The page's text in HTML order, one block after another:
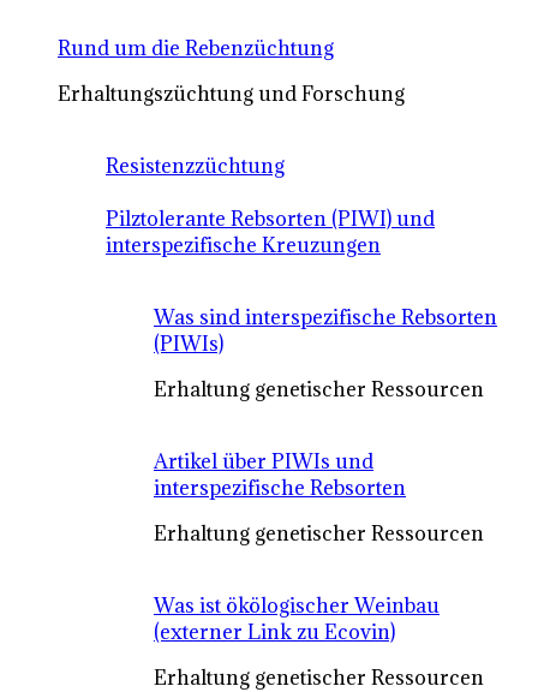
Rund um die Rebenzüchtung
Erhaltungszüchtung und Forschung
Resistenzzüchtung
Pilztolerante Rebsorten (PIWI) und
interspezifische Kreuzungen
Was sind interspezifische Rebsorten
(PIWIs)
Erhaltung genetischer Ressourcen
Artikel über PIWIs und
interspezifische Rebsorten
Erhaltung genetischer Ressourcen
Was ist ökölogischer Weinbau
(externer Link zu Ecovin)
Erhaltung genetischer Ressourcen